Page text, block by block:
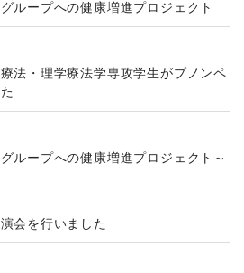
ループへの健康増進プロジェクト
法・理学療法学専攻学生がプノンペ
ループへの健康増進プロジェクト～
会を行いました